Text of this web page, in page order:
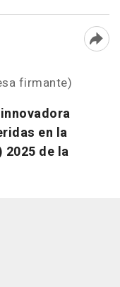
firmante)
en la
2025 de la